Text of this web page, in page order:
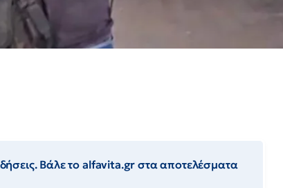
Βάλε το alfavita.gr στα αποτελέσματα